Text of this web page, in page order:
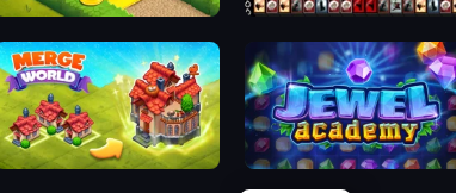
Park Town War Mahjong
Merge World Jewel Academy